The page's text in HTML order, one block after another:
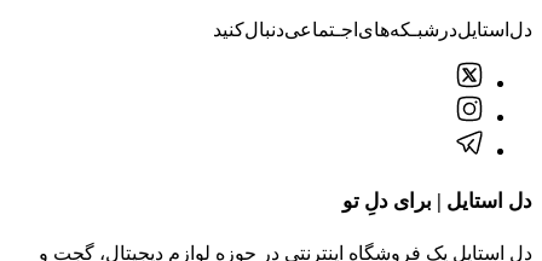
دل‌استایل‌در‌‌شبـکه‌های‌اجـتماعی‌دنبال‌کنید
دل استایل | برای دلِ تو
دل استایل یک فروشگاه اینترنتی در حوزه لوازم دیجیتال، گجت و